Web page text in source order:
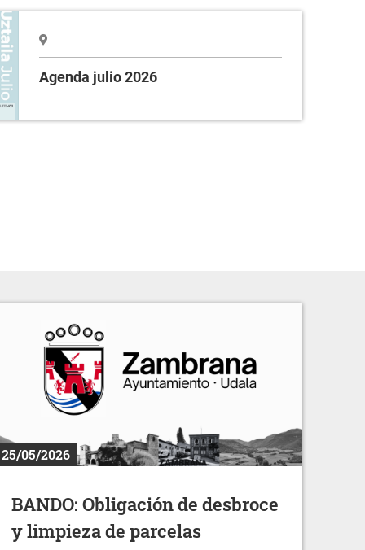
Agenda julio 2026
25/05/2026
BANDO: Obligación de desbroce
y limpieza de parcelas